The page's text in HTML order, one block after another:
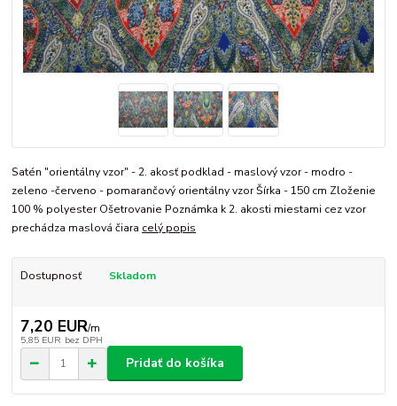
Satén "orientálny vzor" - 2. akosť podklad - maslový vzor - modro -
zeleno -červeno - pomarančový orientálny vzor Šírka - 150 cm Zloženie
100 % polyester Ošetrovanie Poznámka k 2. akosti miestami cez vzor
prechádza maslová čiara celý popis
Dostupnosť Skladom
7,20 EUR/m
5,85 EUR bez DPH
Pridať do košíka